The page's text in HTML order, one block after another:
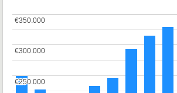
€250.000
€250.000
€300.000
€300.000
€350.000
€350.000